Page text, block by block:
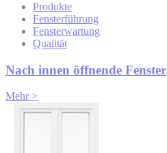
Produkte
Fensterführung
Fensterwartung
Qualität
Nach innen öffnende Fenster
Mehr >